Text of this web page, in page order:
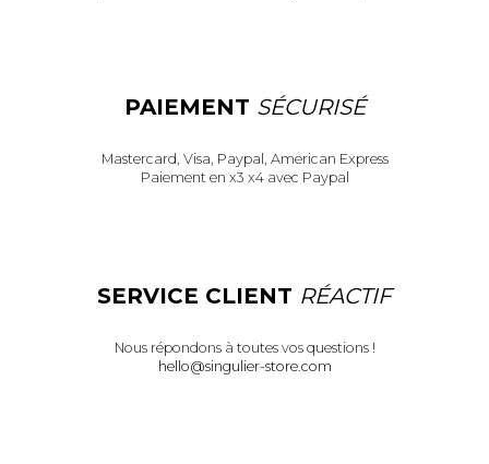
PAIEMENT SÉCURISÉ
Mastercard, Visa, Paypal, American Express
Paiement en x3 x4 avec Paypal
SERVICE CLIENT RÉACTIF
Nous répondons à toutes vos questions !
hello@singulier-store.com